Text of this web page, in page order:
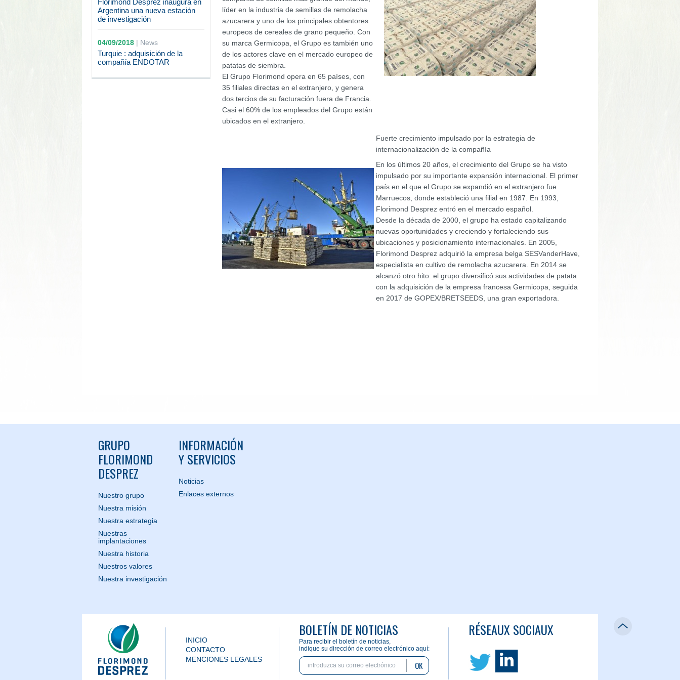
Florimond Desprez inaugura en
Argentina una nueva estación
de investigación
04/09/2018| News
Turquie : adquisición de la
compañía ENDOTAR
líder en la industria de semillas de remolacha
azucarera y uno de los principales obtentores
europeos de cereales de grano pequeño. Con
su marca Germicopa, el Grupo es también uno
de los actores clave en el mercado europeo de
patatas de siembra.
El Grupo Florimond opera en 65 países, con
35 filiales directas en el extranjero, y genera
dos tercios de su facturación fuera de Francia.
Casi el 60% de los empleados del Grupo están
ubicados en el extranjero.
Fuerte crecimiento impulsado por la estrategia de
internacionalización de la compañía
En los últimos 20 años, el crecimiento del Grupo se ha visto
impulsado por su importante expansión internacional. El primer
país en el que el Grupo se expandió en el extranjero fue
Marruecos, donde estableció una filial en 1987. En 1993,
Florimond Desprez entró en el mercado español.
Desde la década de 2000, el grupo ha estado capitalizando
nuevas oportunidades y creciendo y fortaleciendo sus
ubicaciones y posicionamiento internacionales. En 2005,
Florimond Desprez adquirió la empresa belga SESVanderHave,
especialista en cultivo de remolacha azucarera. En 2014 se
alcanzó otro hito: el grupo diversificó sus actividades de patata
con la adquisición de la empresa francesa Germicopa, seguida
en 2017 de GOPEX/BRETSEEDS, una gran exportadora.
GRUPO
FLORIMOND
DESPREZ
Nuestro grupo
Nuestra misión
Nuestra estrategia
Nuestras
implantaciones
Nuestra historia
Nuestros valores
Nuestra investigación
INFORMACIÓN
Y SERVICIOS
Noticias
Enlaces externos
INICIO
CONTACTO
MENCIONES LEGALES
BOLETÍN DE NOTICIAS
Para recibir el boletín de noticias,
indique su dirección de correo electrónico aquí:
OK
RÉSEAUX SOCIAUX